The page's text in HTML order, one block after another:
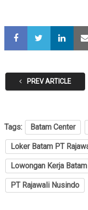
PREV ARTICLE
Tags: Batam Center
Loker Batam PT
Lowongan Kerja
PT Rajawali Nusindo